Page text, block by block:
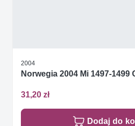
2004
Norwegia 2004 Mi 1497-1499
31,20 zł
Dodaj do